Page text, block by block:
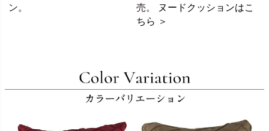
ン。
売。
ヌードクッションはこ
ちら ＞